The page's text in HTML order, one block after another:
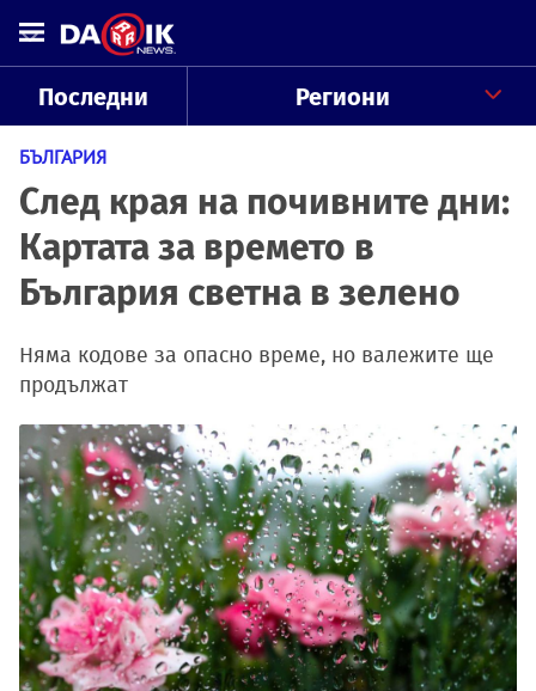
Последни Региони
БЪЛГАРИЯ
След края на почивните дни:
Картата за времето в
България светна в зелено
Няма кодове за опасно време, но валежите ще
продължат